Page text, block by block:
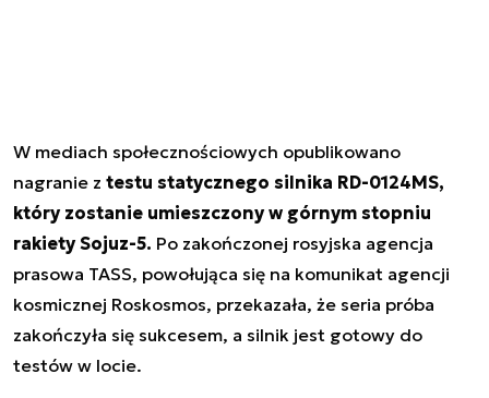
W mediach społecznościowych opublikowano
nagranie z testu statycznego silnika RD-0124MS,
który zostanie umieszczony w górnym stopniu
rakiety Sojuz-5. Po zakończonej rosyjska agencja
prasowa TASS, powołująca się na komunikat agencji
kosmicznej Roskosmos, przekazała, że seria próba
zakończyła się sukcesem, a silnik jest gotowy do
testów w locie.